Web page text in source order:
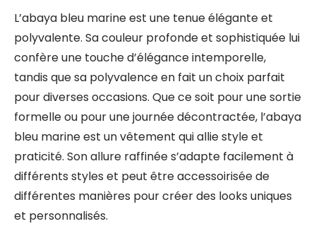
L’abaya bleu marine est une tenue élégante et
polyvalente. Sa couleur profonde et sophistiquée lui
confère une touche d’élégance intemporelle,
tandis que sa polyvalence en fait un choix parfait
pour diverses occasions. Que ce soit pour une sortie
formelle ou pour une journée décontractée, l’abaya
bleu marine est un vêtement qui allie style et
praticité. Son allure raffinée s’adapte facilement à
différents styles et peut être accessoirisée de
différentes manières pour créer des looks uniques
et personnalisés.